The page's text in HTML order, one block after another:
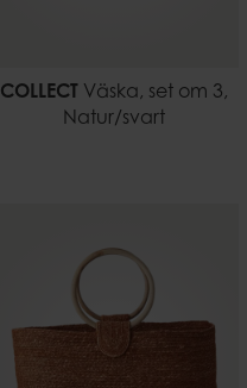
COLLECT
Väska, set om 3,
Natur/svart